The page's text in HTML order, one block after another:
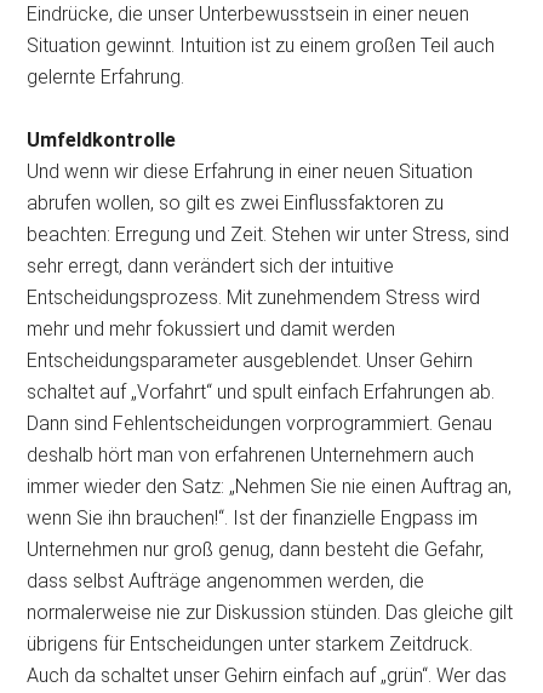
Eindrücke, die unser Unterbewusstsein in einer neuen
Situation gewinnt. Intuition ist zu einem großen Teil auch
gelernte Erfahrung.
Umfeldkontrolle
Und wenn wir diese Erfahrung in einer neuen Situation
abrufen wollen, so gilt es zwei Einflussfaktoren zu
beachten: Erregung und Zeit. Stehen wir unter Stress, sind
sehr erregt, dann verändert sich der intuitive
Entscheidungsprozess. Mit zunehmendem Stress wird
mehr und mehr fokussiert und damit werden
Entscheidungsparameter ausgeblendet. Unser Gehirn
schaltet auf „Vorfahrt“ und spult einfach Erfahrungen ab.
Dann sind Fehlentscheidungen vorprogrammiert. Genau
deshalb hört man von erfahrenen Unternehmern auch
immer wieder den Satz: „Nehmen Sie nie einen Auftrag an,
wenn Sie ihn brauchen!“. Ist der finanzielle Engpass im
Unternehmen nur groß genug, dann besteht die Gefahr,
dass selbst Aufträge angenommen werden, die
normalerweise nie zur Diskussion stünden. Das gleiche gilt
übrigens für Entscheidungen unter starkem Zeitdruck.
Auch da schaltet unser Gehirn einfach auf „grün“. Wer das